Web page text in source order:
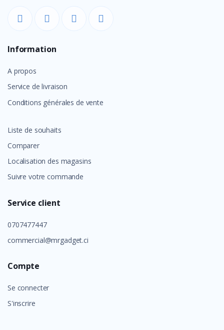
Information
A propos
Service de livraison
Conditions générales de vente
Liste de souhaits
Comparer
Localisation des magasins
Suivre votre commande
Service client
0707477447
commercial@mrgadget.ci
Compte
Se connecter
S'inscrire